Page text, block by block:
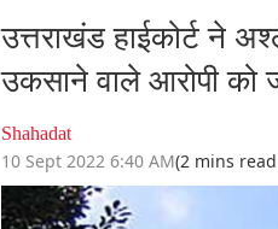
उत्तराखंड हाईकोर्ट ने
उकसाने वाले आरोपी को
Shahadat
10 Sept 2022 6:40 AM(2 mins